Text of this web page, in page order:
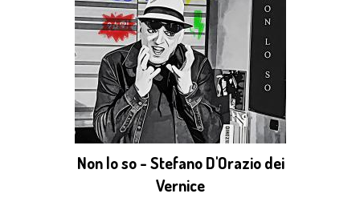
Non lo so - Stefano D'Orazio dei
Vernice